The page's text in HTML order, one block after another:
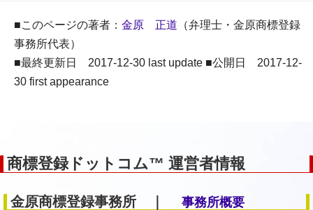
■このページの著者： 金原 正道 （弁理士・金原商標登録
事務所代表）
■最終更新日 2017-12-30 last update ■公開日 2017-12-
30 first appearance
商標登録ドットコム™ 運営者情報
金原商標登録事務所 ｜ 事務所概要